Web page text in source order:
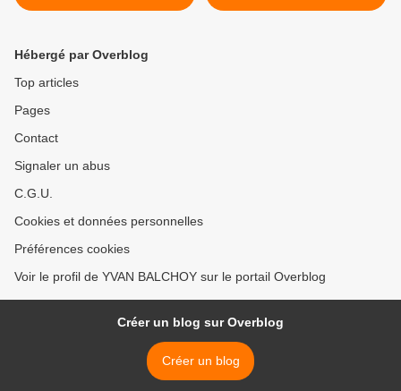
RESISTANTE ECRASEE
VOULANT DÉTRUIRE UNE
MAISON PALESTINIENNE
MONDE SE COUCHE
Hébergé par Overblog
Top articles
Pages
Contact
Signaler un abus
C.G.U.
Cookies et données personnelles
Préférences cookies
Voir le profil de YVAN BALCHOY sur le portail Overblog
Créer un blog sur Overblog
Créer un blog